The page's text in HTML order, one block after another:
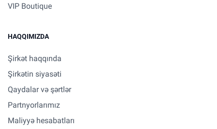
VIP Boutique
HAQQIMIZDA
Şirkət haqqında
Şirkətin siyasəti
Qaydalar və şərtlər
Partnyorlarımız
Maliyyə hesabatları